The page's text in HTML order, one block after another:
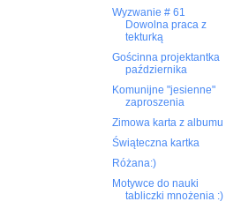
Wyzwanie # 61
Dowolna praca z
tekturką
Gościnna projektantka
października
Komunijne "jesienne"
zaproszenia
Zimowa karta z albumu
Świąteczna kartka
Różana:)
Motywce do nauki
tabliczki mnożenia :)